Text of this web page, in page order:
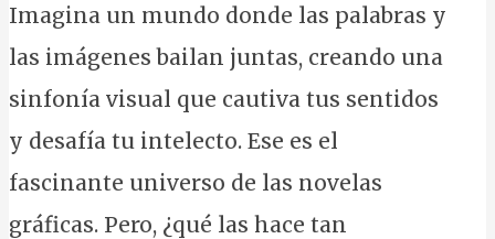
Imagina un mundo donde las palabras y
las imágenes bailan juntas, creando una
sinfonía visual que cautiva tus sentidos
y desafía tu intelecto. Ese es el
fascinante universo de las novelas
gráficas. Pero, ¿qué las hace tan